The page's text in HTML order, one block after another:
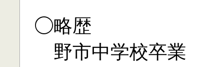
◯略歴
野市中学校卒業